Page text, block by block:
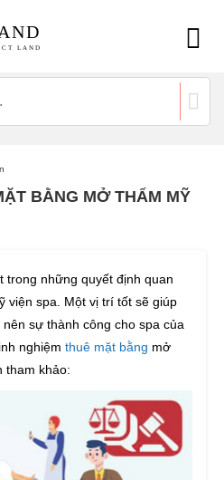
LAND
BẰNG MỞ THẨM MỸ
trong những quyết định quan
viện spa. Một vị trí tốt sẽ giúp
sự thành công cho spa của
nghiệm thuê mặt bằng mở
tham khảo: